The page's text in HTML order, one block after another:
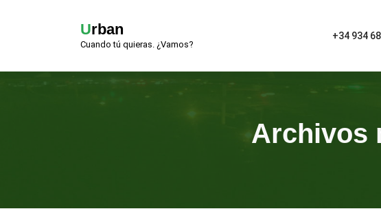
Urban
Cuando tú quieras. ¿Vamos?
+34 934
Archivos